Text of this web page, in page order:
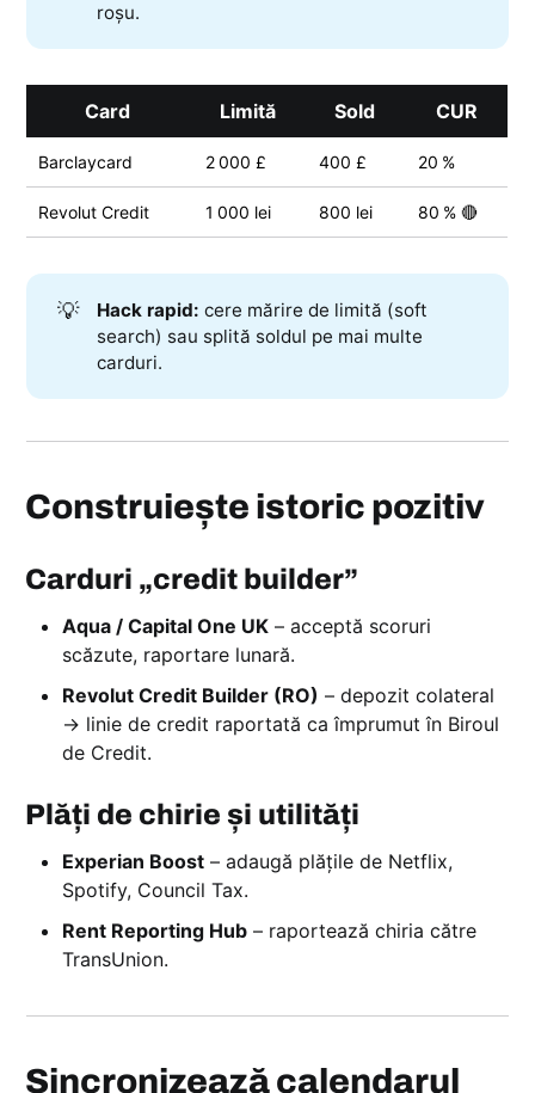
roșu.
Card Limită Sold CUR
Barclaycard 2 000 £ 400 £ 20 %
Revolut Credit 1 000 lei 800 lei 80 % 🔴
💡 Hack rapid: cere mărire de limită (soft
search) sau splită soldul pe mai multe
carduri.
Construiește istoric pozitiv
Carduri „credit builder”
Aqua / Capital One UK – acceptă scoruri
scăzute, raportare lunară.
Revolut Credit Builder (RO) – depozit colateral
→ linie de credit raportată ca împrumut în Biroul
de Credit.
Plăți de chirie și utilități
Experian Boost – adaugă plățile de Netflix,
Spotify, Council Tax.
Rent Reporting Hub – raportează chiria către
TransUnion.
Sincronizează calendarul